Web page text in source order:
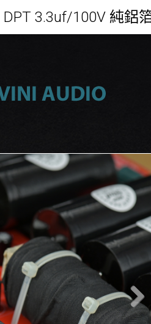
Next
DPT 3.3uf/100V 純鋁